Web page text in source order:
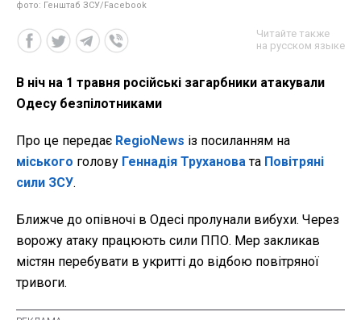
фото: Генштаб ЗСУ/Facebook
Читайте также
на русском языке
В ніч на 1 травня російські загарбники атакували
Одесу безпілотниками
Про це передає RegioNews із посиланням на
міського голову Геннадія Труханова та Повітряні
сили ЗСУ.
Ближче до опівночі в Одесі пролунали вибухи. Через
ворожу атаку працюють сили ППО. Мер закликав
містян перебувати в укритті до відбою повітряної
тривоги.